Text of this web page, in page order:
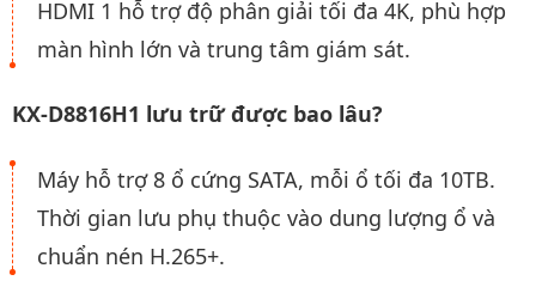
HDMI 1 hỗ trợ độ phân giải tối đa 4K, phù hợp
màn hình lớn và trung tâm giám sát.
KX-D8816H1 lưu trữ được bao lâu?
Máy hỗ trợ 8 ổ cứng SATA, mỗi ổ tối đa 10TB.
Thời gian lưu phụ thuộc vào dung lượng ổ và
chuẩn nén H.265+.